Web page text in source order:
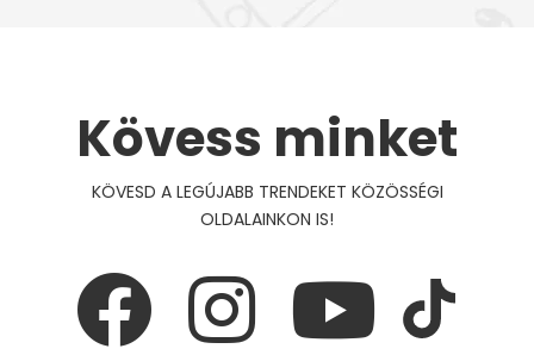
Kövess minket
KÖVESD A LEGÚJABB TRENDEKET KÖZÖSSÉGI
OLDALAINKON IS!